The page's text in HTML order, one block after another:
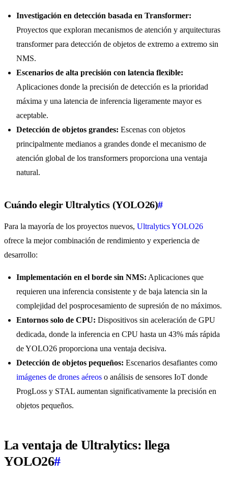
Investigación en detección basada en Transformer:
Proyectos que exploran mecanismos de atención y arquitecturas
transformer para detección de objetos de extremo a extremo sin
NMS.
Escenarios de alta precisión con latencia flexible:
Aplicaciones donde la precisión de detección es la prioridad
máxima y una latencia de inferencia ligeramente mayor es
aceptable.
Detección de objetos grandes: Escenas con objetos
principalmente medianos a grandes donde el mecanismo de
atención global de los transformers proporciona una ventaja
natural.
Cuándo elegir Ultralytics (YOLO26)#
Para la mayoría de los proyectos nuevos, Ultralytics YOLO26
ofrece la mejor combinación de rendimiento y experiencia de
desarrollo:
Implementación en el borde sin NMS: Aplicaciones que
requieren una inferencia consistente y de baja latencia sin la
complejidad del posprocesamiento de supresión de no máximos.
Entornos solo de CPU: Dispositivos sin aceleración de GPU
dedicada, donde la inferencia en CPU hasta un 43% más rápida
de YOLO26 proporciona una ventaja decisiva.
Detección de objetos pequeños: Escenarios desafiantes como
imágenes de drones aéreos o análisis de sensores IoT donde
ProgLoss y STAL aumentan significativamente la precisión en
objetos pequeños.
La ventaja de Ultralytics: llega
YOLO26#